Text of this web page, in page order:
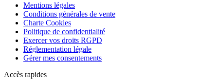
Mentions légales
Conditions générales de vente
Charte Cookies
Politique de confidentialité
Exercer vos droits RGPD
Réglementation légale
Gérer mes consentements
Accès rapides